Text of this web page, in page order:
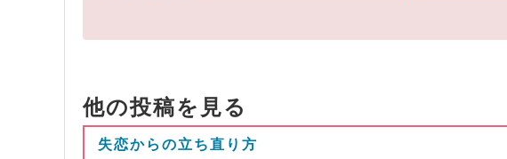
他の投稿を見る
失恋からの立ち直り方